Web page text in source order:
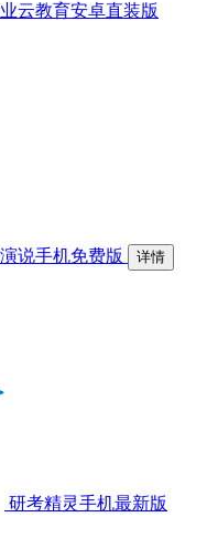
云教育安卓直装版
说手机免费版 详情
研考精灵手机最新版